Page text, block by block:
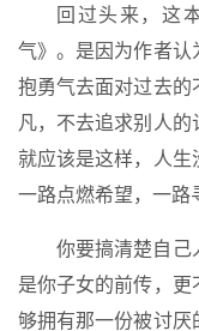
回过头来，这
气》。是因为作者认
抱勇气去面对过去的
凡，不去追求别人
就应该是这样，人生
一路点燃希望，一路
你要搞清楚自
是你子女的前传，
够拥有那一份被讨厌